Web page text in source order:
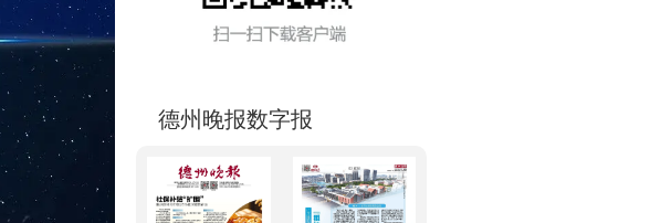
德州晚报数字报